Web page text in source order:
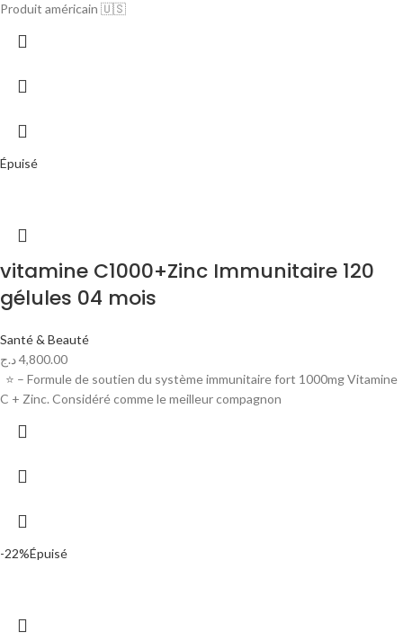
Produit américain 🇺🇸
Épuisé
vitamine C1000+Zinc Immunitaire 120
gélules 04 mois
Santé & Beauté
4,800.00د.ج
⭐ – Formule de soutien du système immunitaire fort 1000mg Vitamine
C + Zinc. Considéré comme le meilleur compagnon
-22%Épuisé